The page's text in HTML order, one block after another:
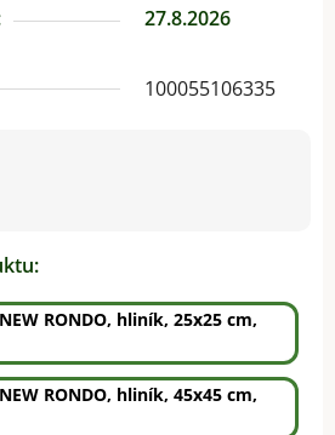
27.8.2026
100055106335
RONDO, hliník, 25x25 cm,
RONDO, hliník, 45x45 cm,